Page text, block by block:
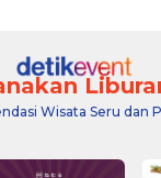
Wisata Seru dan